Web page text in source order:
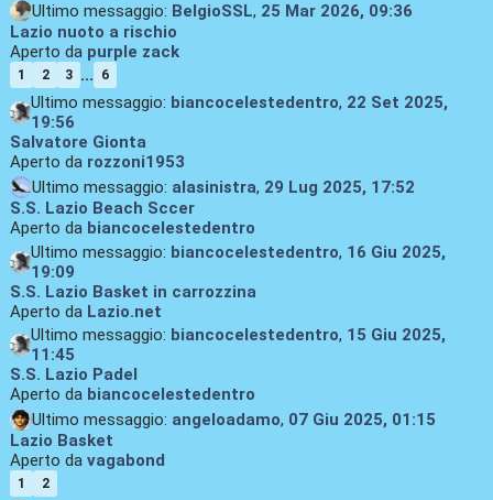
Ultimo messaggio: BelgioSSL, 25 Mar 2026, 09:36
Lazio nuoto a rischio
Aperto da purple zack
1 2 3 ... 6
Ultimo messaggio: biancocelestedentro, 22 Set 2025,
19:56
Salvatore Gionta
Aperto da rozzoni1953
Ultimo messaggio: alasinistra, 29 Lug 2025, 17:52
S.S. Lazio Beach Sccer
Aperto da biancocelestedentro
Ultimo messaggio: biancocelestedentro, 16 Giu 2025,
19:09
S.S. Lazio Basket in carrozzina
Aperto da Lazio.net
Ultimo messaggio: biancocelestedentro, 15 Giu 2025,
11:45
S.S. Lazio Padel
Aperto da biancocelestedentro
Ultimo messaggio: angeloadamo, 07 Giu 2025, 01:15
Lazio Basket
Aperto da vagabond
1 2